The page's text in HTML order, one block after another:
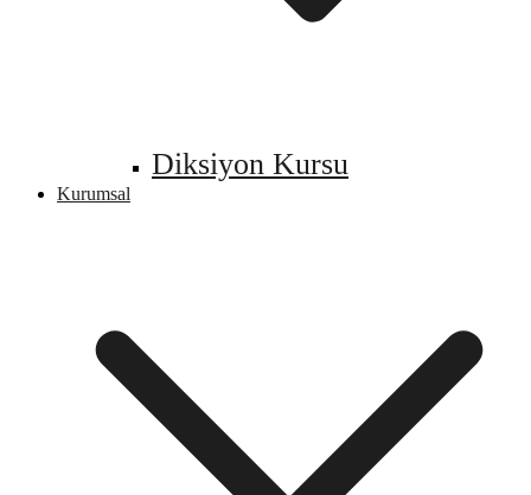
Diksiyon Kursu
Kurumsal